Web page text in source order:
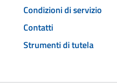
Condizioni di servizio
Contatti
Strumenti di tutela